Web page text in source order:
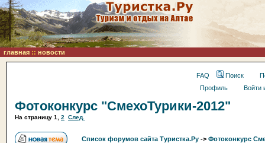
главная :: новости
FAQ Поиск
Профиль
Войти
Фотоконкурс "СмехоТурики-2012"
На страницу 1 2 След.
Список форумов сайта Туристка.Ру -> Фотоконкурс